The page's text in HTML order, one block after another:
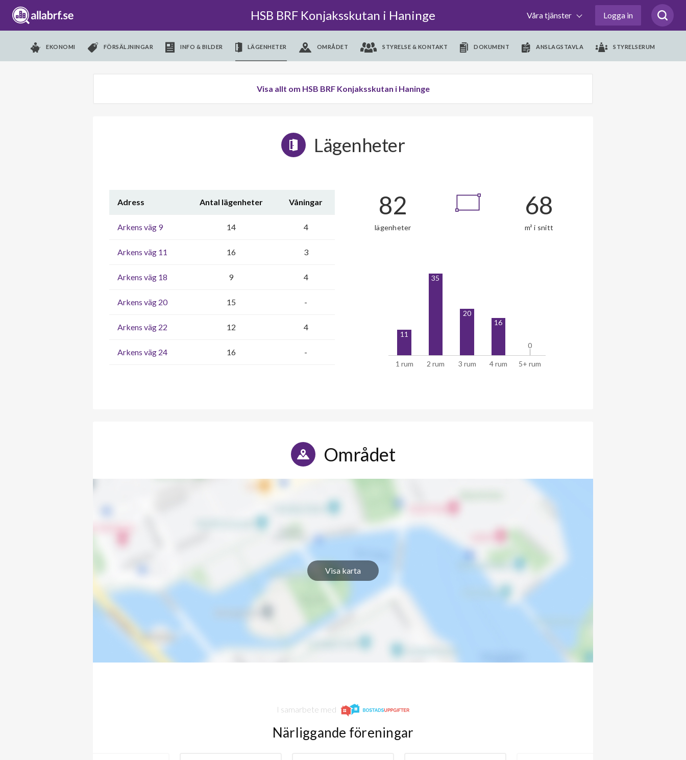
HSB BRF Konjaksskutan i Haninge Våra tjänster Logga in
EKONOMI FÖRSÄLJNINGAR INFO & BILDER LÄGENHETER OMRÅDET STYRELSE & KONTAKT DOKUMENT ANSLAGSTAVLA STYRELSERUM
Visa allt om HSB BRF Konjaksskutan i Haninge
Lägenheter
Adress Antal lägenheter Våningar
Arkens väg 9 14 4
Arkens väg 11 16 3
Arkens väg 18 9 4
Arkens väg 20 15 -
Arkens väg 22 12 4
Arkens väg 24 16 -
82
lägenheter
68
m² i snitt
1 rum 2 rum 3 rum 4 rum 5+ rum
11
35
20
16
0
0
Området
Visa karta
I samarbete med
Närliggande föreningar